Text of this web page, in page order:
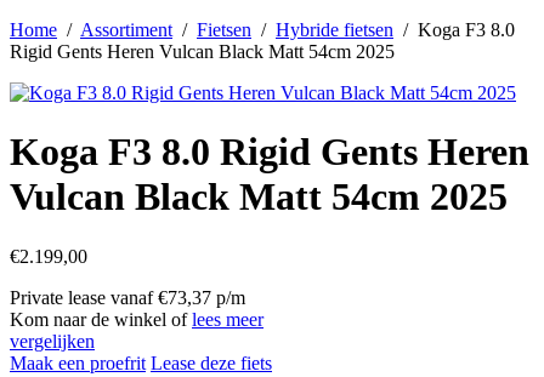
Home / Assortiment / Fietsen / Hybride fietsen / Koga F3 8.0
Rigid Gents Heren Vulcan Black Matt 54cm 2025
Koga F3 8.0 Rigid Gents Heren
Vulcan Black Matt 54cm 2025
€2.199,00
Private lease vanaf €73,37 p/m
Kom naar de winkel oflees meer
vergelijken
Maak een proefrit Lease deze fiets